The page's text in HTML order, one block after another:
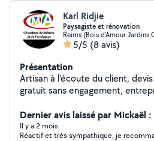
Karl Ridjie
Paysagiste et rénovation
Reims (Bois d'Amour Jardins
5/5 (8 avis)
Présentation
Artisan à l'écoute du client,
gratuit sans engagement,
Dernier avis laissé par Mickaël
Il y a 2 mois
Réactif et très sympathique, je